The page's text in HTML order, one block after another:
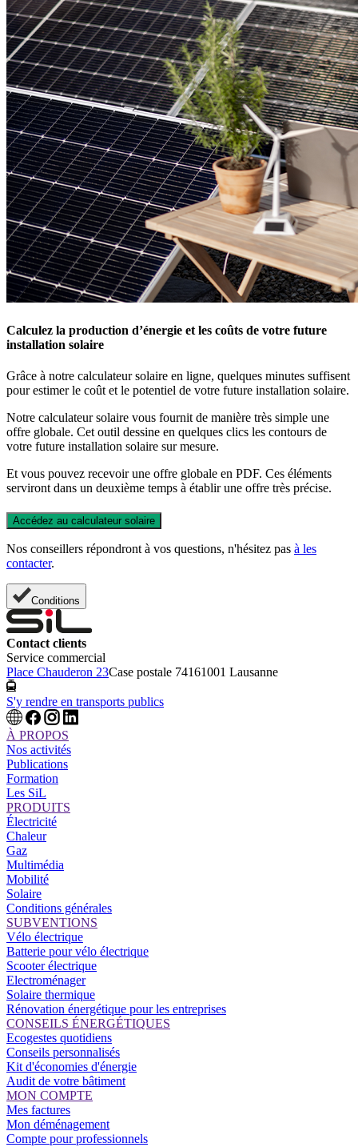
Calculez la production d’énergie et les coûts de votre future
installation solaire
Grâce à notre calculateur solaire en ligne, quelques minutes suffisent
pour estimer le coût et le potentiel de votre future installation solaire.
Notre calculateur solaire vous fournit de manière très simple une
offre globale. Cet outil dessine en quelques clics les contours de
votre future installation solaire sur mesure.
Et vous pouvez recevoir une offre globale en PDF. Ces éléments
serviront dans un deuxième temps à établir une offre très précise.
Accédez au calculateur solaire
Nos conseillers répondront à vos questions, n'hésitez pas à les
contacter.
Conditions
Contact clients
Service commercial
Place Chauderon 23Case postale 74161001 Lausanne
S'y rendre en transports publics
À PROPOS
Nos activités
Publications
Formation
Les SiL
PRODUITS
Électricité
Chaleur
Gaz
Multimédia
Mobilité
Solaire
Conditions générales
SUBVENTIONS
Vélo électrique
Batterie pour vélo électrique
Scooter électrique
Electroménager
Solaire thermique
Rénovation énergétique pour les entreprises
CONSEILS ÉNERGÉTIQUES
Ecogestes quotidiens
Conseils personnalisés
Kit d'économies d'énergie
Audit de votre bâtiment
MON COMPTE
Mes factures
Mon déménagement
Compte pour professionnels